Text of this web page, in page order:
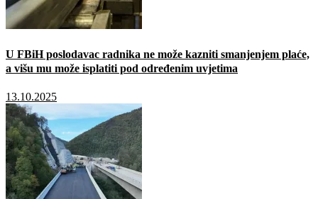
U FBiH poslodavac radnika ne može kazniti smanjenjem plaće,
a višu mu može isplatiti pod određenim uvjetima
13.10.2025